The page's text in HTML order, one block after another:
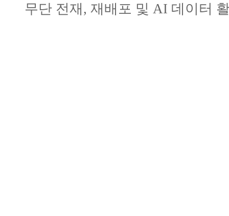
무단 전재, 재배포 및 AI 데이터